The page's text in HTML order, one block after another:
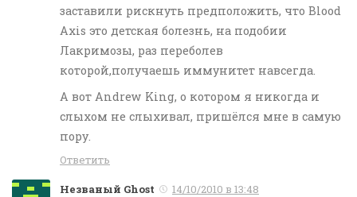
заставили рискнуть предположить, что Blood
Axis это детская болезнь, на подобии
Лакримозы, раз переболев
которой,получаешь иммунитет навсегда.
А вот Andrew King, о котором я никогда и
слыхом не слыхивал, пришёлся мне в самую
пору.
Ответить
Незваный Ghost 14/10/2010 в 13:48